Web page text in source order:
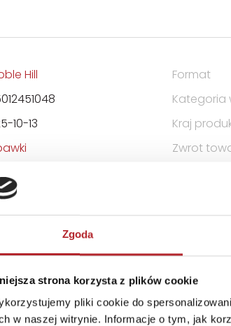
Zgoda
strona korzysta z plików cookie
pliki cookie do
w naszej witrynie. Informacje o tym, jak
Hill
10-13
Format
Kategoria
Kraj
Zwrot
Spółdzielców 18A